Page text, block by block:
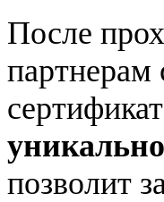
После
партнерам
позволит